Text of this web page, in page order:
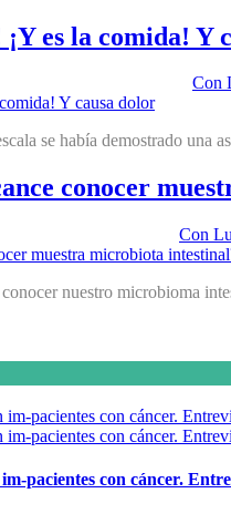
es la comida! Y
Con
se había demostrado
conocer
Con
nuestro microbioma
pacientes con cáncer.